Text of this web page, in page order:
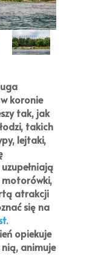
koronie
tak, jak
takich
lejtaki,
motorówki,
atrakcji
się na
opiekuje
nią, animuje